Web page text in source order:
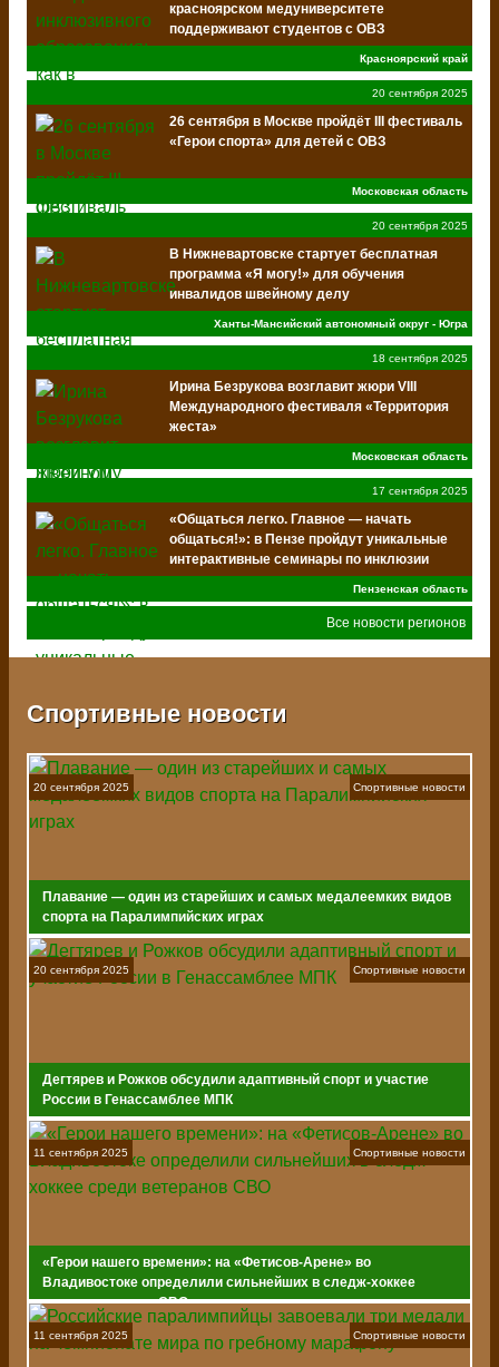
красноярском медуниверситете
поддерживают студентов с ОВЗ
Красноярский край
20 сентября 2025
26 сентября в Москве пройдёт III фестиваль
«Герои спорта» для детей с ОВЗ
Московская область
20 сентября 2025
В Нижневартовске стартует бесплатная
программа «Я могу!» для обучения
инвалидов швейному делу
Ханты-Мансийский автономный округ - Югра
18 сентября 2025
Ирина Безрукова возглавит жюри VIII
Международного фестиваля «Территория
жеста»
Московская область
17 сентября 2025
«Общаться легко. Главное — начать
общаться!»: в Пензе пройдут уникальные
интерактивные семинары по инклюзии
Пензенская область
Все новости регионов
Спортивные новости
20 сентября 2025
Плавание — один из старейших и самых медалеемких видов
спорта на Паралимпийских играх
Спортивные новости
20 сентября 2025
Дегтярев и Рожков обсудили адаптивный спорт и участие
России в Генассамблее МПК
Спортивные новости
11 сентября 2025
«Герои нашего времени»: на «Фетисов-Арене» во
Владивостоке определили сильнейших в следж-хоккее
среди ветеранов СВО
Спортивные новости
11 сентября 2025 Спортивные новости